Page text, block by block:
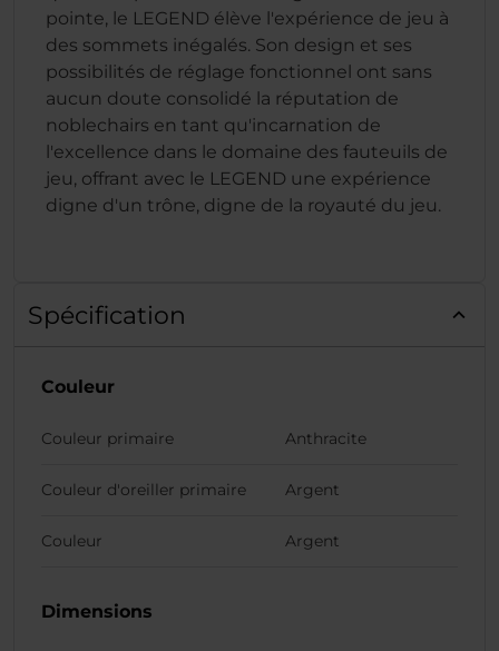
pointe, le LEGEND élève l'expérience de jeu à
des sommets inégalés. Son design et ses
possibilités de réglage fonctionnel ont sans
aucun doute consolidé la réputation de
noblechairs en tant qu'incarnation de
l'excellence dans le domaine des fauteuils de
jeu, offrant avec le LEGEND une expérience
digne d'un trône, digne de la royauté du jeu.
Spécification
Couleur
Couleur primaire Anthracite
Couleur d'oreiller primaire Argent
Couleur Argent
Dimensions